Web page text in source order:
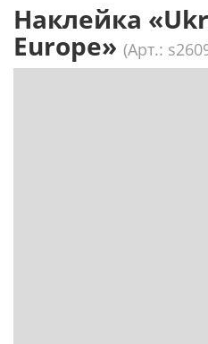
Наклейка
Europe» (Арт.: